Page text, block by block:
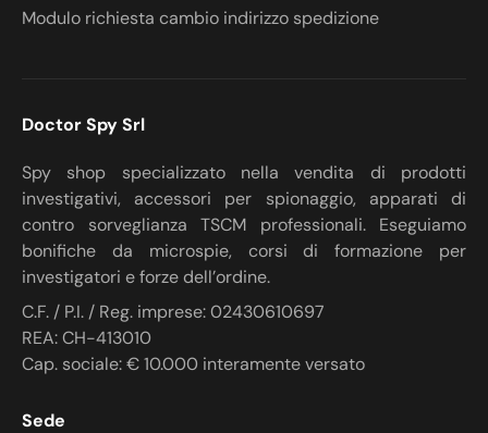
Modulo richiesta cambio indirizzo spedizione
Doctor Spy Srl
Spy shop specializzato nella vendita di prodotti
investigativi, accessori per spionaggio, apparati di
contro sorveglianza TSCM professionali. Eseguiamo
bonifiche da microspie, corsi di formazione per
investigatori e forze dell’ordine.
C.F. / P.I. / Reg. imprese: 02430610697
REA: CH-413010
Cap. sociale: € 10.000 interamente versato
Sede